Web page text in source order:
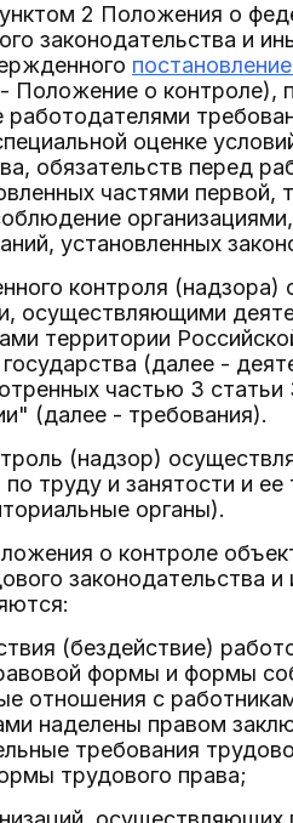
2 Положения о
законодательства и
Положение о контроле),
оценке
обязательств перед
частями первой,
установленных
контроля
осуществляющими
территории
(далее -
частью 3
(далее - требования).
(надзор)
труду и занятости и ее
органы).
о контроле
законодательства
(бездействие)
формы и формы
отношения с
наделены правом
требования
трудового права;